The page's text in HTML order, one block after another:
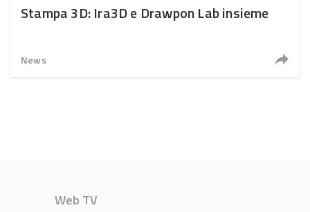
Stampa 3D: Ira3D e Drawpon Lab insieme
News
Web TV